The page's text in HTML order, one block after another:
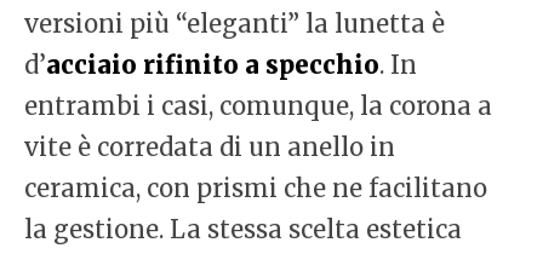
versioni più “eleganti” la lunetta è
d’acciaio rifinito a specchio. In
entrambi i casi, comunque, la corona a
vite è corredata di un anello in
ceramica, con prismi che ne facilitano
la gestione. La stessa scelta estetica